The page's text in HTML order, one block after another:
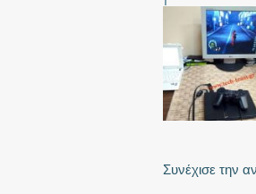
Συνέχισε την